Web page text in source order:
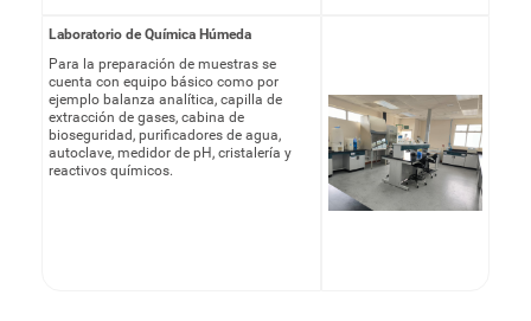
Laboratorio de Química Húmeda
Para la preparación de muestras se
cuenta con equipo básico como por
ejemplo balanza analítica, capilla de
extracción de gases, cabina de
bioseguridad, purificadores de agua,
autoclave, medidor de pH, cristalería y
reactivos químicos.